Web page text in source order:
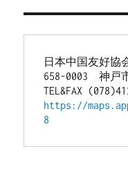
日本中国友好協
658-0003　神戸
TEL&FAX
https://
8